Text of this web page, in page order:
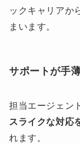
ックキャリアか
まいます。
サポートが手
担当エージェン
スライクな対応
れます。